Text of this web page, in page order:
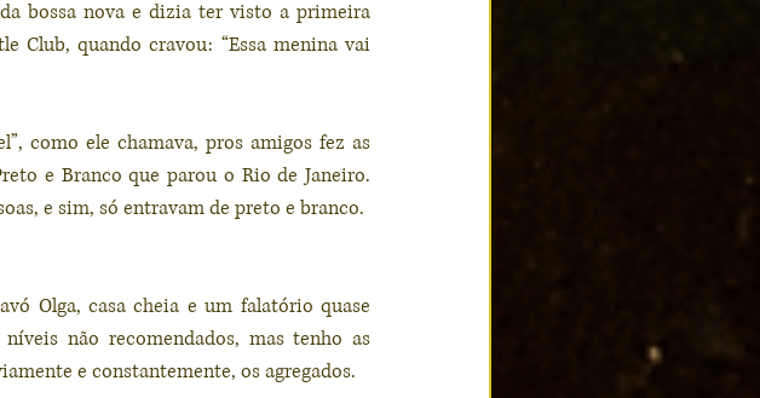
bossa nova e dizia ter visto a primeira
Club, quando cravou: “Essa menina vai
como ele chamava, pros amigos fez as
e Branco que parou o Rio de Janeiro.
e sim, só entravam de preto e branco.
Olga, casa cheia e um falatório quase
não recomendados, mas tenho as
e constantemente, os agregados.